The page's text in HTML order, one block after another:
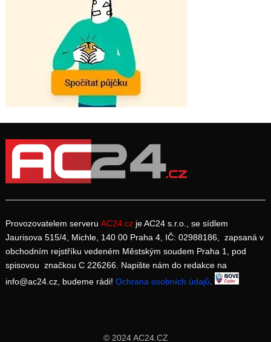
Provozovatelem serveru AC24.cz je AC24 s.r.o., se sídlem
Jaurisova 515/4, Michle, 140 00 Praha 4, IČ: 02988186, zapsaná v
obchodním rejstříku vedeném Městským soudem Praha 1, pod
spisovou značkou C 226266. Napište nám do redakce na
info@ac24.cz, budeme rádi! Ochrana osobních údajů.
© 2024 AC24.CZ